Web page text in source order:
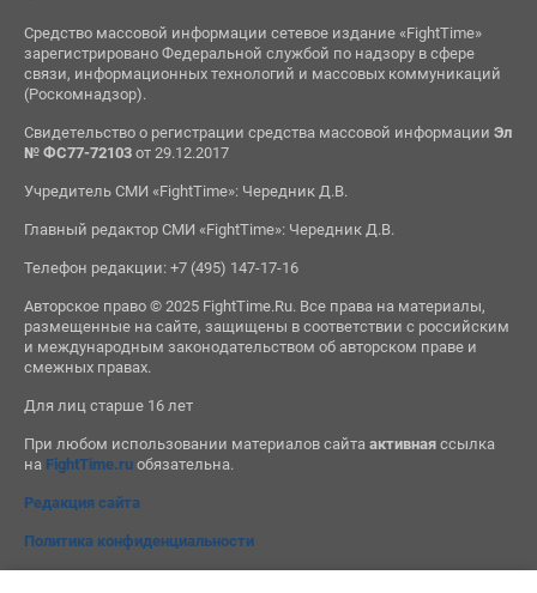
Средство массовой информации сетевое издание «FightTime»
зарегистрировано Федеральной службой по надзору в сфере
связи, информационных технологий и массовых коммуникаций
(Роскомнадзор).
Свидетельство о регистрации средства массовой информации Эл
№ ФС77-72103от 29.12.2017
Учредитель СМИ «FightTime»: Чередник Д.В.
Главный редактор СМИ «FightTime»: Чередник Д.В.
Телефон редакции: +7 (495) 147-17-16
Авторское право © 2025 FightTime.Ru. Все права на материалы,
размещенные на сайте, защищены в соответствии с российским
и международным законодательством об авторском праве и
смежных правах.
Для лиц старше 16 лет
При любом использовании материалов сайта активнаяссылка
на FightTime.ruобязательна.
Редакция сайта
Политика конфиденциальности